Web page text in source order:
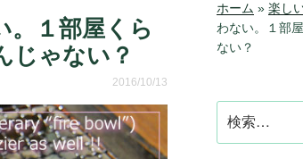
。１部屋くら
じゃない？
2016/10/13
ホーム » 楽し
わない。１部
ない？
索: